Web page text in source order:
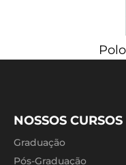
NOSSOS CURSOS
Graduação
Pós-Graduação